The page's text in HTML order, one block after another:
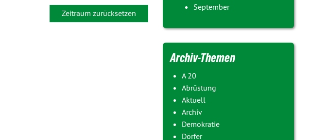
Zeitraum zurücksetzen
September
Archiv-Themen
A 20
Abrüstung
Aktuell
Archiv
Demokratie
Dörfer